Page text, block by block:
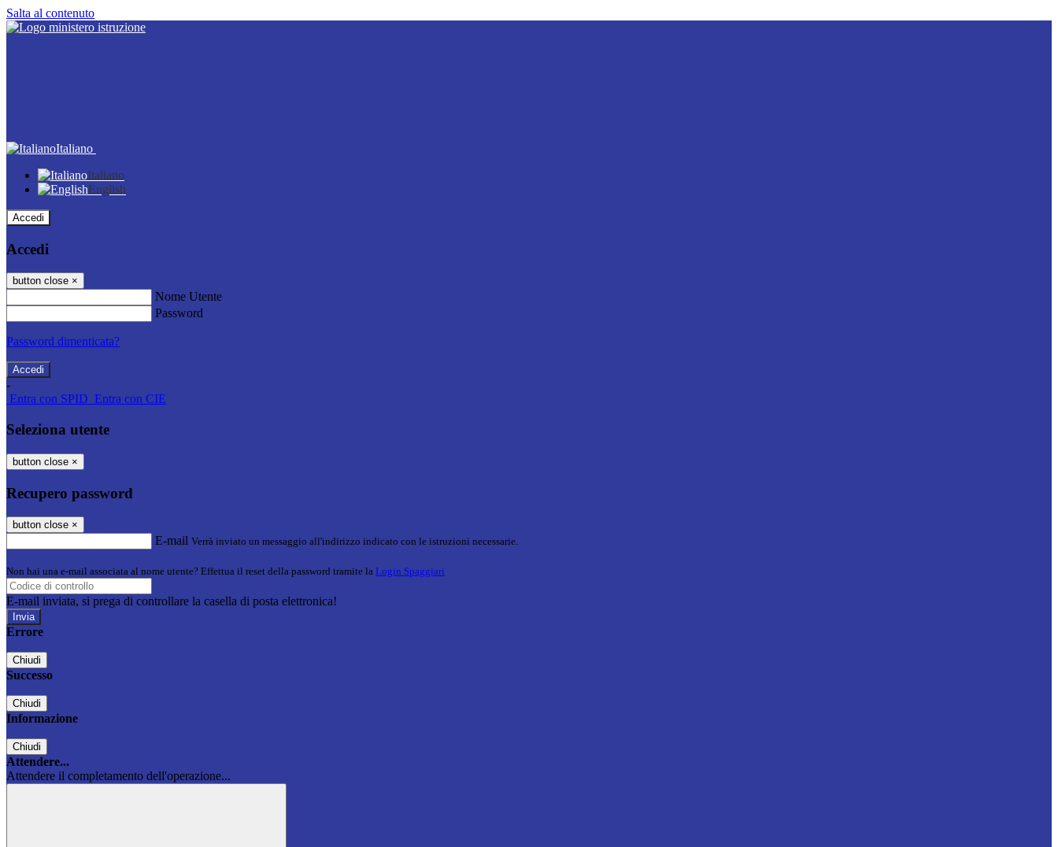
Salta al contenuto
Italiano
Italiano
English
Accedi
Accedi
button close ×
Nome Utente
Password
Password dimenticata?
-
Entra con SPID Entra con CIE
Seleziona utente
button close ×
Recupero password
button close ×
E-mail Verrà inviato un messaggio all'indirizzo indicato con le istruzioni necessarie.
Non hai una e-mail associata al nome utente? Effettua il reset della password tramite la Login Spaggiari
E-mail inviata, si prega di controllare la casella di posta elettronica!
Errore
Chiudi
Successo
Chiudi
Informazione
Chiudi
Attendere...
Attendere il completamento dell'operazione...